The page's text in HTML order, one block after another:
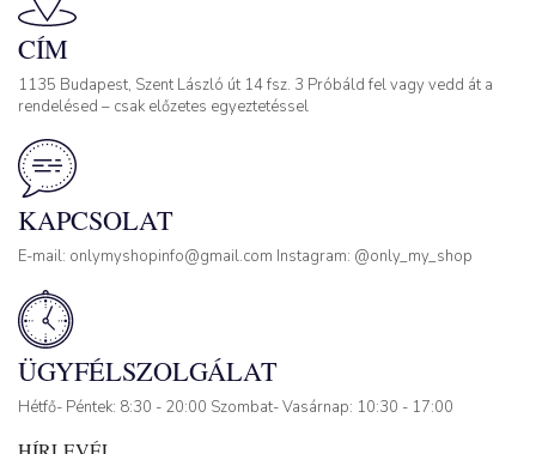
CÍM
1135 Budapest, Szent László út 14 fsz. 3 Próbáld fel vagy vedd át a
rendelésed – csak előzetes egyeztetéssel
KAPCSOLAT
E-mail: onlymyshopinfo@gmail.com Instagram: @only_my_shop
ÜGYFÉLSZOLGÁLAT
Hétfő- Péntek: 8:30 - 20:00 Szombat- Vasárnap: 10:30 - 17:00